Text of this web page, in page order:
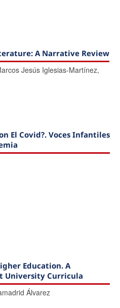
A Narrative Review
Jesús Iglesias-Martínez,
El Covid?. Voces Infantiles
Education. A
University Curricula
Álvarez